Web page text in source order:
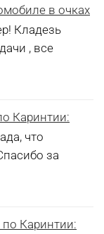
в очках
Кладезь
, все
Каринтии:
что
за
по Каринтии: